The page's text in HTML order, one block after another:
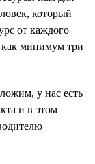
который
от каждого
как минимум три
у нас есть
и в этом